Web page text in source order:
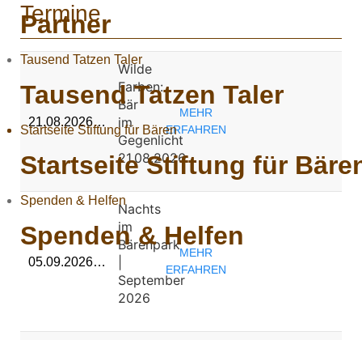
Partner
Tausend Tatzen Taler
Tausend Tatzen Taler
Startseite Stiftung für Bären
Startseite Stiftung für
Spenden & Helfen
Spenden & Helfen
Termine
21.08.2026…
Wilde
Farben:
Bär
im
Gegenlicht
21.08.2026
MEHR
ERFAHREN
05.09.2026…
Nachts
im
Bärenpark
September
2026
MEHR
ERFAHREN